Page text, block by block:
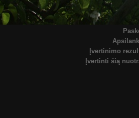
Įvertinimo
Įvertinti šią